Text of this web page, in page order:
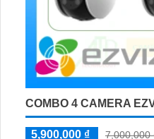
COMBO 4 CAMERA
5,900,000 ₫
7,000,000